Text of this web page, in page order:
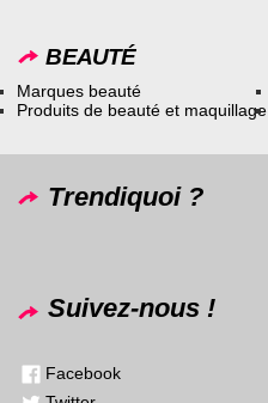
BEAUTÉ
Marques beauté
Produits de beauté et maquillage
Trendiquoi ?
Suivez-nous !
Facebook